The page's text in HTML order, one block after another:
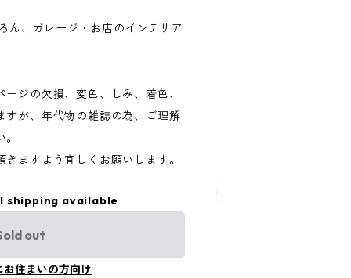
ん、ガレージ・お店のインテリア
ジの欠損、変色、しみ、着色、
すが、年代物の雑誌の為、ご理解
ますよう宜しくお願いします。
shipping available
out
お住まいの方向け